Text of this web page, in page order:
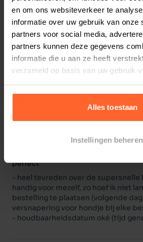
en om ons websiteverkeer te
informatie over uw gebruik van onze
partners voor social media,
partners kunnen deze gegevens
informatie die u aan ze heeft
verzameld op basis van uw gebruik
Alles toestaan
Instellingen beheren
1
2
Sylvia
6 februari 2026
Tja, in één woord perfect.
16 augustus 2025
perfect
- heel tevreden over de supersnelle
handig voor mezelf, zo hoef ik niet
bestelling te plaatsen (volgende
versnapering voor hondje bij elke
- houdbaarheidsdatum oké (tijd